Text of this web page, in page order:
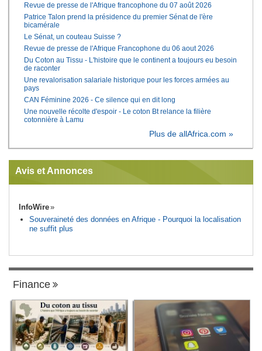
Revue de presse de l'Afrique francophone du 07 août 2026
Patrice Talon prend la présidence du premier Sénat de l'ère
bicamérale
Le Sénat, un couteau Suisse ?
Revue de presse de l'Afrique Francophone du 06 aout 2026
Du Coton au Tissu - L'histoire que le continent a toujours eu besoin
de raconter
Une revalorisation salariale historique pour les forces armées au
pays
CAN Féminine 2026 - Ce silence qui en dit long
Une nouvelle récolte d'espoir - Le coton Bt relance la filière
cotonnière à Lamu
Plus de allAfrica.com »
Avis et Annonces
InfoWire
Souveraineté des données en Afrique - Pourquoi la localisation
ne suffit plus
Finance